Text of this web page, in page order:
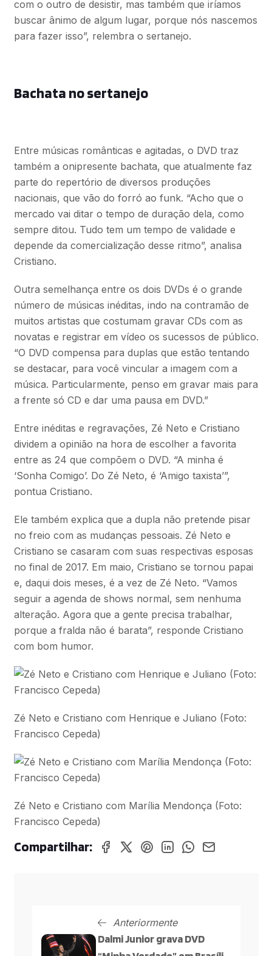
com o outro de desistir, mas também que iríamos
buscar ânimo de algum lugar, porque nós nascemos
para fazer isso”, relembra o sertanejo.
Bachata no sertanejo
Entre músicas românticas e agitadas, o DVD traz
também a onipresente bachata, que atualmente faz
parte do repertório de diversos produções
nacionais, que vão do forró ao funk. “Acho que o
mercado vai ditar o tempo de duração dela, como
sempre ditou. Tudo tem um tempo de validade e
depende da comercialização desse ritmo”, analisa
Cristiano.
Outra semelhança entre os dois DVDs é o grande
número de músicas inéditas, indo na contramão de
muitos artistas que costumam gravar CDs com as
novatas e registrar em vídeo os sucessos de público.
“O DVD compensa para duplas que estão tentando
se destacar, para você vincular a imagem com a
música. Particularmente, penso em gravar mais para
a frente só CD e dar uma pausa em DVD.”
Entre inéditas e regravações, Zé Neto e Cristiano
dividem a opinião na hora de escolher a favorita
entre as 24 que compõem o DVD. “A minha é
‘Sonha Comigo’. Do Zé Neto, é ‘Amigo taxista’”,
pontua Cristiano.
Ele também explica que a dupla não pretende pisar
no freio com as mudanças pessoais. Zé Neto e
Cristiano se casaram com suas respectivas esposas
no final de 2017. Em maio, Cristiano se tornou papai
e, daqui dois meses, é a vez de Zé Neto. “Vamos
seguir a agenda de shows normal, sem nenhuma
alteração. Agora que a gente precisa trabalhar,
porque a fralda não é barata”, responde Cristiano
com bom humor.
Zé Neto e Cristiano com Henrique e Juliano (Foto:
Francisco Cepeda)
Zé Neto e Cristiano com Marília Mendonça (Foto:
Francisco Cepeda)
Compartilhar:
Anteriormente
Dalmi Junior grava DVD